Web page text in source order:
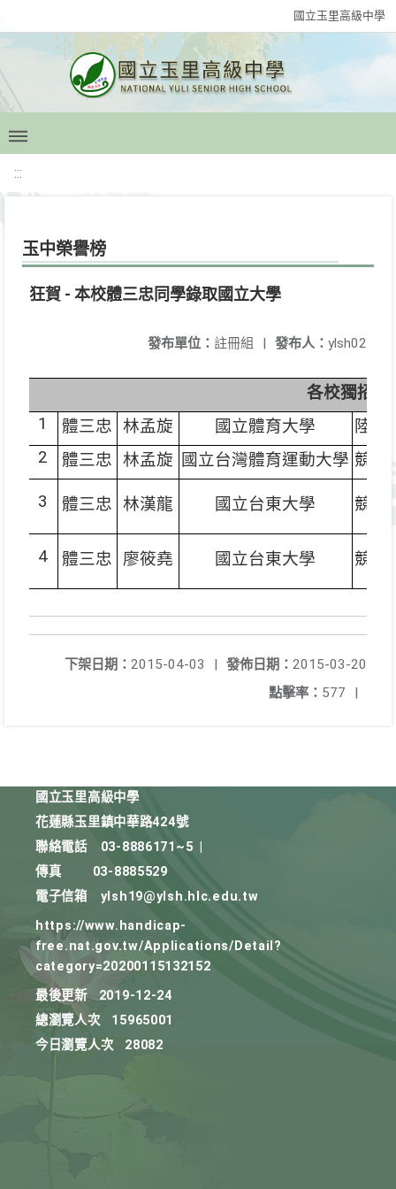
國立玉里高級中學
:::
玉中榮譽榜
狂賀 - 本校體三忠同學錄取國立大學
發布人： ylsh02
發布單位： 註冊組 |
各校獨招
1
體三忠 林孟旋 國立體育大學
陸上
2
體三忠 林孟旋 國立台灣體育運動大學 競技
3 體三忠 林漢龍 國立台東大學 競技
4 體三忠 廖筱堯 國立台東大學 競技
發佈日期： 2015-03-20
下架日期： 2015-04-03
|
點擊率： 577 |
國立玉里高級中學
花蓮縣玉里鎮中華路424號
聯絡電話
03-8886171~5
傳真
03-8885529
電子信箱
ylsh19@ylsh.hlc.edu.tw
https://www.handicap-
free.nat.gov.tw/Applications/Detail?
category=20200115132152
最後更新
2019-12-24
總瀏覽人次
15965001
今日瀏覽人次
28082